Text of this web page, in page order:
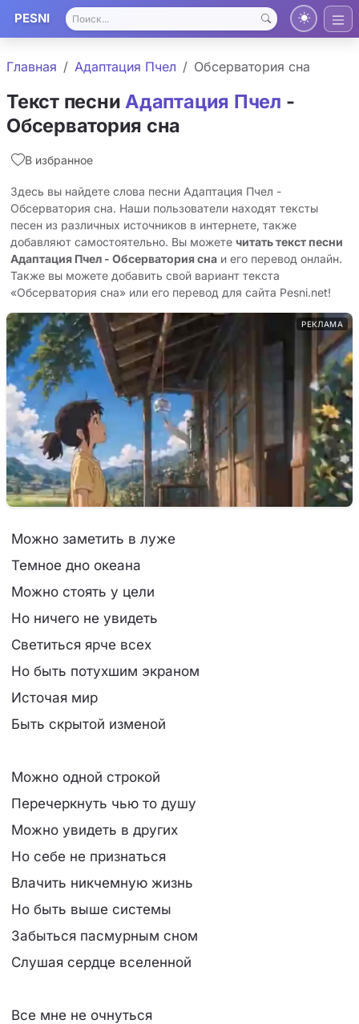
PESNI
Главная Адаптация Пчел Обсерватория сна
Текст песни Адаптация Пчел -
Обсерватория сна
В избранное
Здесь вы найдете слова песни Адаптация Пчел -
Обсерватория сна. Наши пользователи находят тексты
песен из различных источников в интернете, также
добавляют самостоятельно. Вы можете читать текст песни
Адаптация Пчел - Обсерватория сна и его перевод онлайн.
Также вы можете добавить свой вариант текста
«Обсерватория сна» или его перевод для сайта Pesni.net!
РЕКЛАМА
Можно заметить в луже
Темное дно океана
Можно стоять у цели
Но ничего не увидеть
Светиться ярче всех
Но быть потухшим экраном
Источая мир
Быть скрытой изменой
Можно одной строкой
Перечеркнуть чью то душу
Можно увидеть в других
Но себе не признаться
Влачить никчемную жизнь
Но быть выше системы
Забыться пасмурным сном
Слушая сердце вселенной
Все мне не очнуться